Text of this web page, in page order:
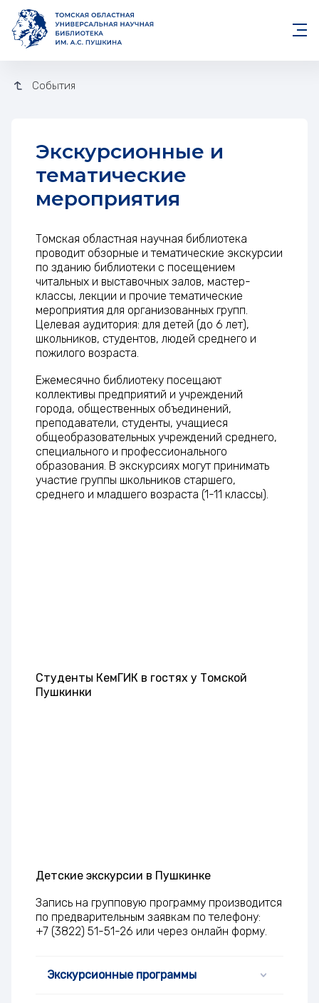
События
Экскурсионные и
тематические
мероприятия
Томская областная научная библиотека
проводит обзорные и тематические экскурсии
по зданию библиотеки с посещением
читальных и выставочных залов, мастер-
классы, лекции и прочие тематические
мероприятия для организованных групп.
Целевая аудитория: для детей (до 6 лет),
школьников, студентов, людей среднего и
пожилого возраста.
Ежемесячно библиотеку посещают
коллективы предприятий и учреждений
города, общественных объединений,
преподаватели, студенты, учащиеся
общеобразовательных учреждений среднего,
специального и профессионального
образования. В экскурсиях могут принимать
участие группы школьников старшего,
среднего и младшего возраста (1-11 классы).
Студенты КемГИК в гостях у Томской
Пушкинки
Детские экскурсии в Пушкинке
Запись на групповую программу производится
по предварительным заявкам по телефону:
+7 (3822) 51-51-26 или через онлайн форму.
Экскурсионные программы